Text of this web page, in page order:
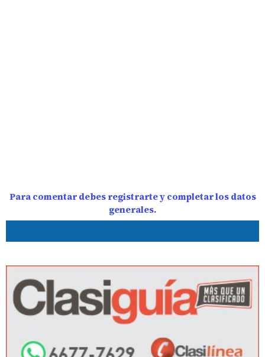
Para comentar debes registrarte y completar los datos
generales.